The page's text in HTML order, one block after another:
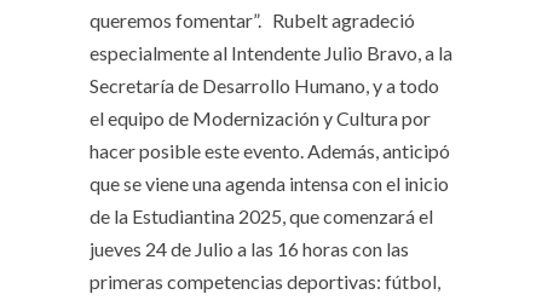
queremos fomentar”. Rubelt agradeció
especialmente al Intendente Julio Bravo, a la
Secretaría de Desarrollo Humano, y a todo
el equipo de Modernización y Cultura por
hacer posible este evento. Además, anticipó
que se viene una agenda intensa con el inicio
de la Estudiantina 2025, que comenzará el
jueves 24 de Julio a las 16 horas con las
primeras competencias deportivas: fútbol,